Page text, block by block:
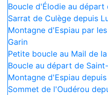
Boucle d'Élodie au départ
Sarrat de Culège depuis
Montagne d'Espiau par
Garin
Petite boucle au Mail de
Boucle au départ de
Montagne d'Espiau
Sommet de l'Oudérou